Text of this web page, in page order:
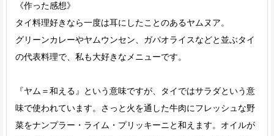
《作った感想》
タイ料理好きなら一度は耳にしたことのあるヤムヌア。
グリーンカレーやヤムウンセン、ガパオライスなどと並ぶタイ
の代表料理で、私も大好きなメニューです。
『ヤム＝和える』という意味ですが、タイではサラダという意
味で使われています。さっと火を通した牛肉にフレッシュな野
菜をナンプラー・ライム・プリッキーニと和えます。オイルが